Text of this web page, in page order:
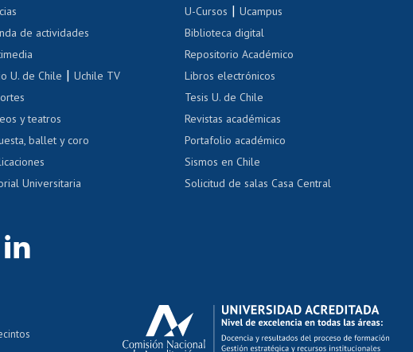
Certificado de renta
Certificado de renta
Cursos de español
laboral, sexual y violencia Denuncias administrativas
de actividades
U. de Chile |Uchile TV
y teatros
ballet y coro
Universitaria
U-Cursos |Ucampus
Biblioteca digital
Repositorio Académico
Libros electrónicos
Tesis U. de Chile
Revistas académicas
Portafolio académico
Sismos en Chile
Solicitud de salas Casa Central